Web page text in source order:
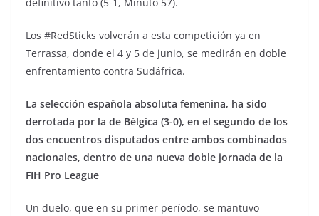
Los #RedSticks volverán a esta competición ya en
Terrassa, donde el 4 y 5 de junio, se medirán en doble
enfrentamiento contra Sudáfrica.
La selección española absoluta femenina, ha sido
derrotada por la de Bélgica (3-0), en el segundo de los
dos encuentros disputados entre ambos combinados
nacionales, dentro de una nueva doble jornada de la
FIH Pro League
Un duelo, que en su primer período, se mantuvo